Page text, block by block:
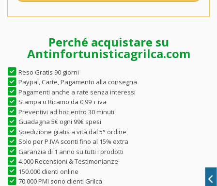
Perché acquistare su
Antinfortunisticagrilca.com
Reso Gratis 90 giorni
Paypal, Carte, Pagamento alla consegna
Pagamenti anche a rate senza interessi
Stampa o Ricamo da 0,99 + iva
Preventivi ad hoc entro 30 minuti
Guadagna 5€ ogni 99€ spesi
Spedizione gratis a vita dal 5° ordine
Solo per P.IVA sconti fino al 15% extra
Garanzia di 1 anno su tutti i prodotti
4.000 Recensioni & Testimonianze
150.000 clienti online
70.000 PMI sono clienti Grilca